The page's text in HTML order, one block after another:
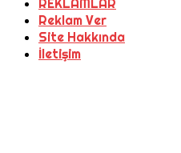
Reklam Ver
Site Hakkında
İletişim